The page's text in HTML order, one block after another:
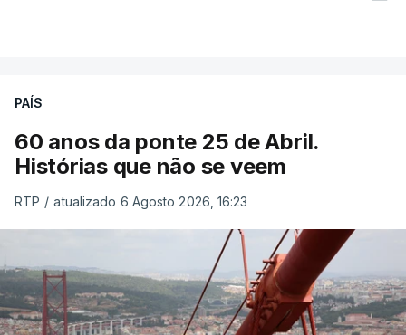
PAÍS
60 anos da ponte 25 de Abril.
Histórias que não se veem
RTP / atualizado 6 Agosto 2026, 16:23